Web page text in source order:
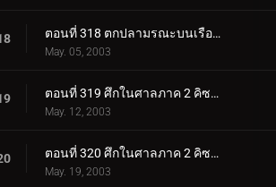
ตอนที่ 318 ตกปลามรณะบนเรือยาคาตะ
May. 05, 2003
ตอนที่ 319 ศึกในศาลภาค 2 คิซากิ ปะทะ คุโจ (ตอนแรก)
May. 12, 2003
ตอนที่ 320 ศึกในศาลภาค 2 คิซากิ ปะทะ คุโจ (ตอนจบ)
May. 19, 2003